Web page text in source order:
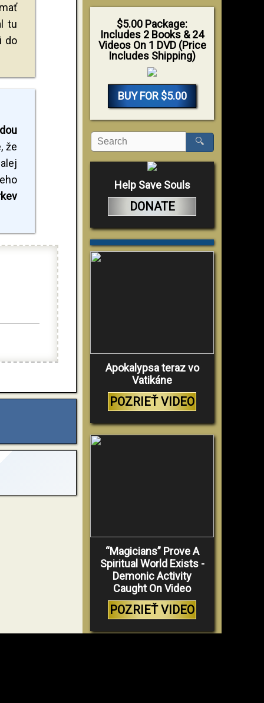
tu
do
že
$5.00 Package:
Includes 2 Books & 24
Videos On 1 DVD (Price
Includes Shipping)
BUY FOR $5.00
🔍
Help Save Souls
DONATE
Apokalypsa teraz vo
Vatikáne
POZRIEŤ VIDEO
“Magicians” Prove A
Spiritual World Exists -
Demonic Activity
Caught On Video
POZRIEŤ VIDEO